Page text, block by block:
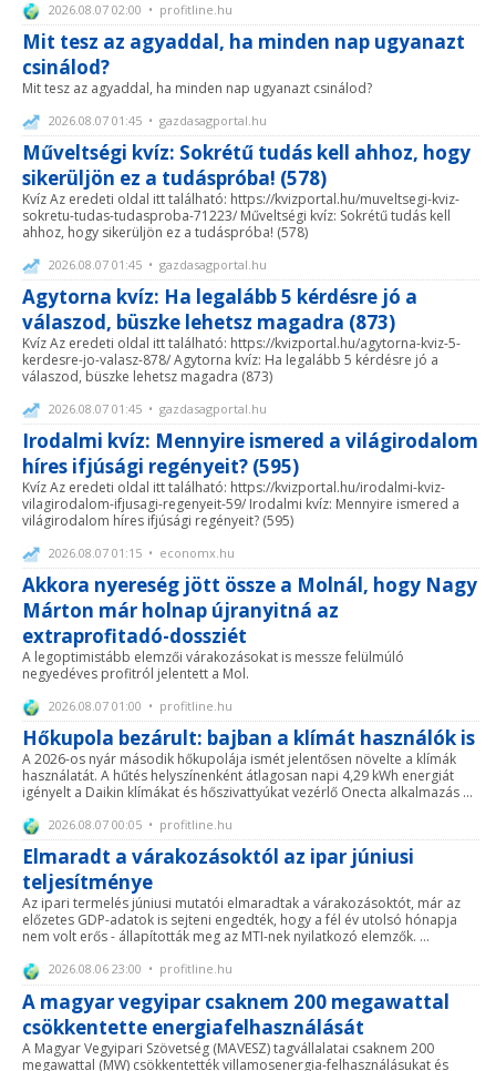
2026.08.07 02:00 • profitline.hu
Mit tesz az agyaddal, ha minden nap ugyanazt
csinálod?
Mit tesz az agyaddal, ha minden nap ugyanazt csinálod?
2026.08.07 01:45 • gazdasagportal.hu
Műveltségi kvíz: Sokrétű tudás kell ahhoz, hogy
sikerüljön ez a tudáspróba! (578)
Kvíz Az eredeti oldal itt található: https://kvizportal.hu/muveltsegi-kviz-
sokretu-tudas-tudasproba-71223/ Műveltségi kvíz: Sokrétű tudás kell
ahhoz, hogy sikerüljön ez a tudáspróba! (578)
2026.08.07 01:45 • gazdasagportal.hu
Agytorna kvíz: Ha legalább 5 kérdésre jó a
válaszod, büszke lehetsz magadra (873)
Kvíz Az eredeti oldal itt található: https://kvizportal.hu/agytorna-kviz-5-
kerdesre-jo-valasz-878/ Agytorna kvíz: Ha legalább 5 kérdésre jó a
válaszod, büszke lehetsz magadra (873)
2026.08.07 01:45 • gazdasagportal.hu
Irodalmi kvíz: Mennyire ismered a világirodalom
híres ifjúsági regényeit? (595)
Kvíz Az eredeti oldal itt található: https://kvizportal.hu/irodalmi-kviz-
vilagirodalom-ifjusagi-regenyeit-59/ Irodalmi kvíz: Mennyire ismered a
világirodalom híres ifjúsági regényeit? (595)
2026.08.07 01:15 • economx.hu
Akkora nyereség jött össze a Molnál, hogy Nagy
Márton már holnap újranyitná az
extraprofitadó-dossziét
A legoptimistább elemzői várakozásokat is messze felülmúló
negyedéves profitról jelentett a Mol.
2026.08.07 01:00 • profitline.hu
Hőkupola bezárult: bajban a klímát használók is
A 2026-os nyár második hőkupolája ismét jelentősen növelte a klímák
használatát. A hűtés helyszínenként átlagosan napi 4,29 kWh energiát
igényelt a Daikin klímákat és hőszivattyúkat vezérlő Onecta alkalmazás ...
2026.08.07 00:05 • profitline.hu
Elmaradt a várakozásoktól az ipar júniusi
teljesítménye
Az ipari termelés júniusi mutatói elmaradtak a várakozásoktót, már az
előzetes GDP-adatok is sejteni engedték, hogy a fél év utolsó hónapja
nem volt erős - állapították meg az MTI-nek nyilatkozó elemzők. ...
2026.08.06 23:00 • profitline.hu
A magyar vegyipar csaknem 200 megawattal
csökkentette energiafelhasználását
A Magyar Vegyipari Szövetség (MAVESZ) tagvállalatai csaknem 200
megawattal (MW) csökkentették villamosenergia-felhasználásukat és